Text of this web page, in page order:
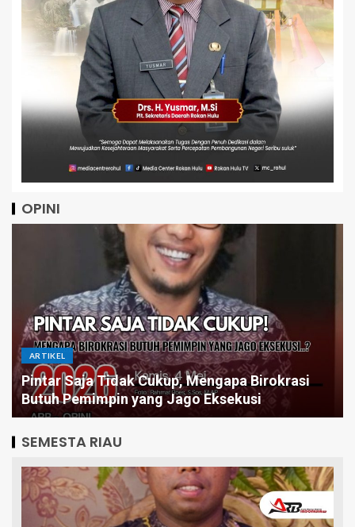
OPINI
ARTIKEL
Pintar Saja Tidak Cukup, Mengapa Birokrasi
Butuh Pemimpin yang Jago Eksekusi
SEMESTA RIAU